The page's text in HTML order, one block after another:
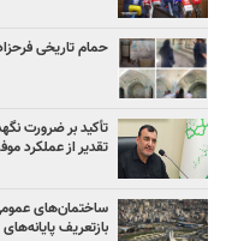
حمام تاریخی
تأکید بر ضرورت
تقدیر از عملکرد
ساختمان‌های
بازتعریف